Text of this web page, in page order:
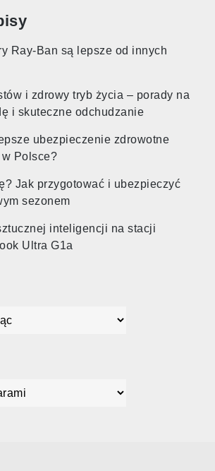
Ray-Ban są lepsze od innych
i zdrowy tryb życia – porady na
i skuteczne odchudzanie
ubezpieczenie zdrowotne
Polsce?
Jak przygotować i ubezpieczyć
sezonem
inteligencji na stacji
Ultra G1a